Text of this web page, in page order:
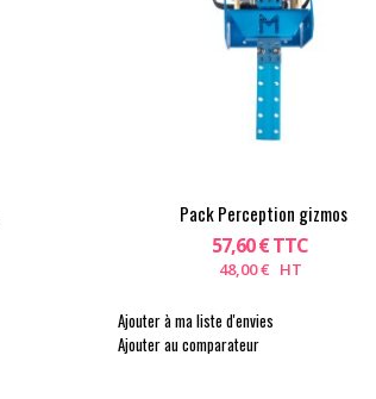
Pack Perception gizmos
57,60 € TTC
48,00 € HT
Ajouter à ma liste d'envies
Ajouter au comparateur